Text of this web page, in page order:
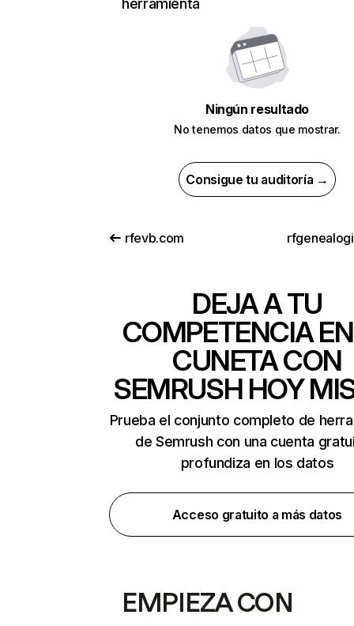
herramienta
Ningún resultado
No tenemos datos que mostrar.
Consigue tu auditoría →
rfevb.com
DEJA A TU
COMPETENCIA
CUNETA CON
SEMRUSH HOY
Prueba el conjunto completo de
de Semrush con una cuenta
profundiza en los datos
Acceso gratuito a más datos
EMPIEZA CON